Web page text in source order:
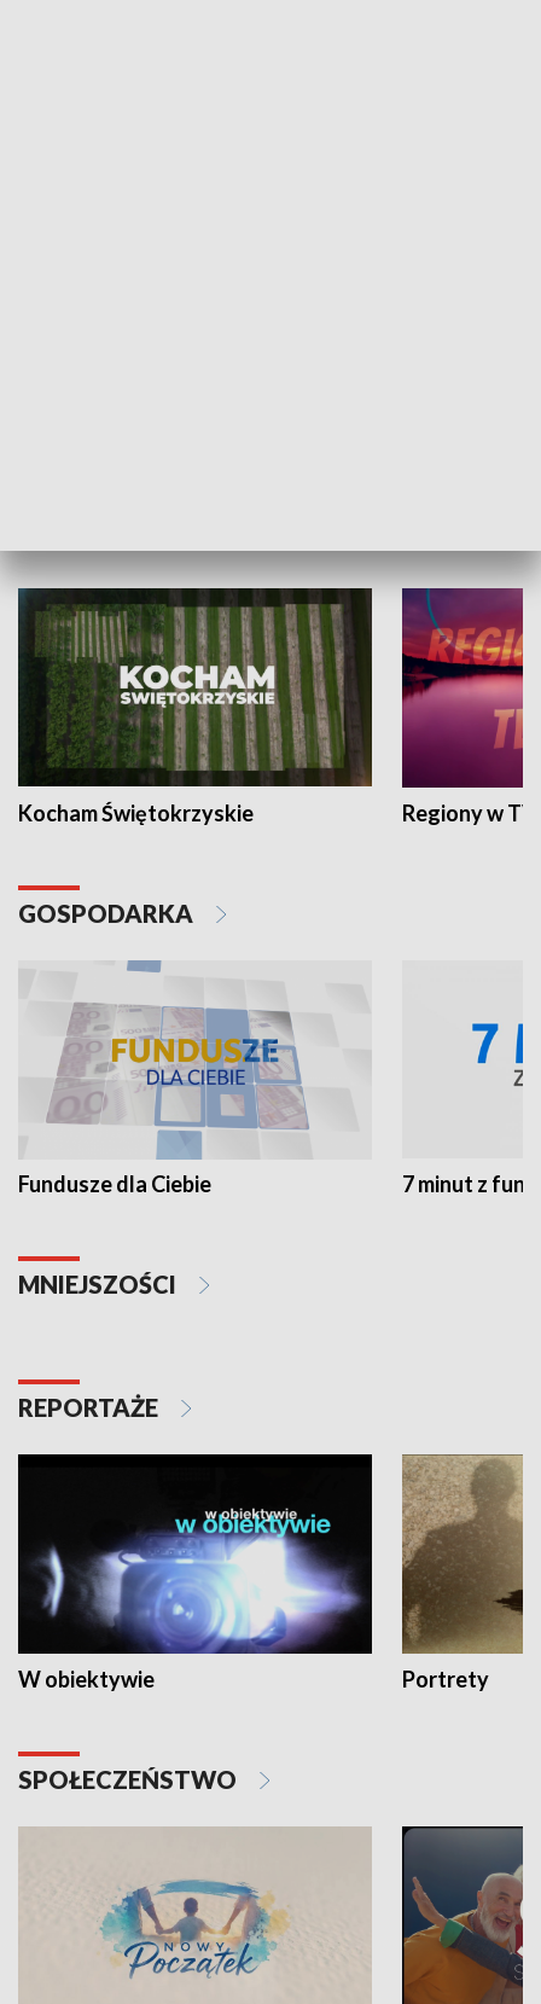
Kocham Świętokrzyskie Regiony w
GOSPODARKA
Fundusze dla Ciebie 7 minut z
MNIEJSZOŚCI
REPORTAŻE
W obiektywie Portrety
SPOŁECZEŃSTWO